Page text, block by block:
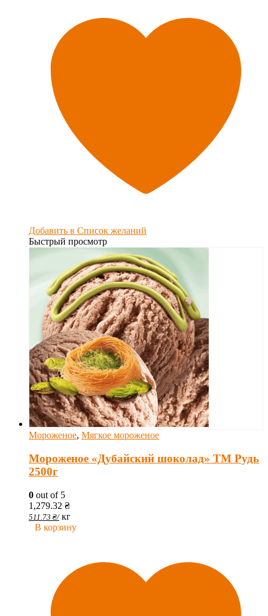
Добавить в Список желаний
Быстрый просмотр
Мороженое, Мягкое мороженое
Мороженое «Дубайский шоколад» ТМ Рудь
2500г
0 out of 5
1,279.32 ₴
511.73 ₴/ кг
В корзину